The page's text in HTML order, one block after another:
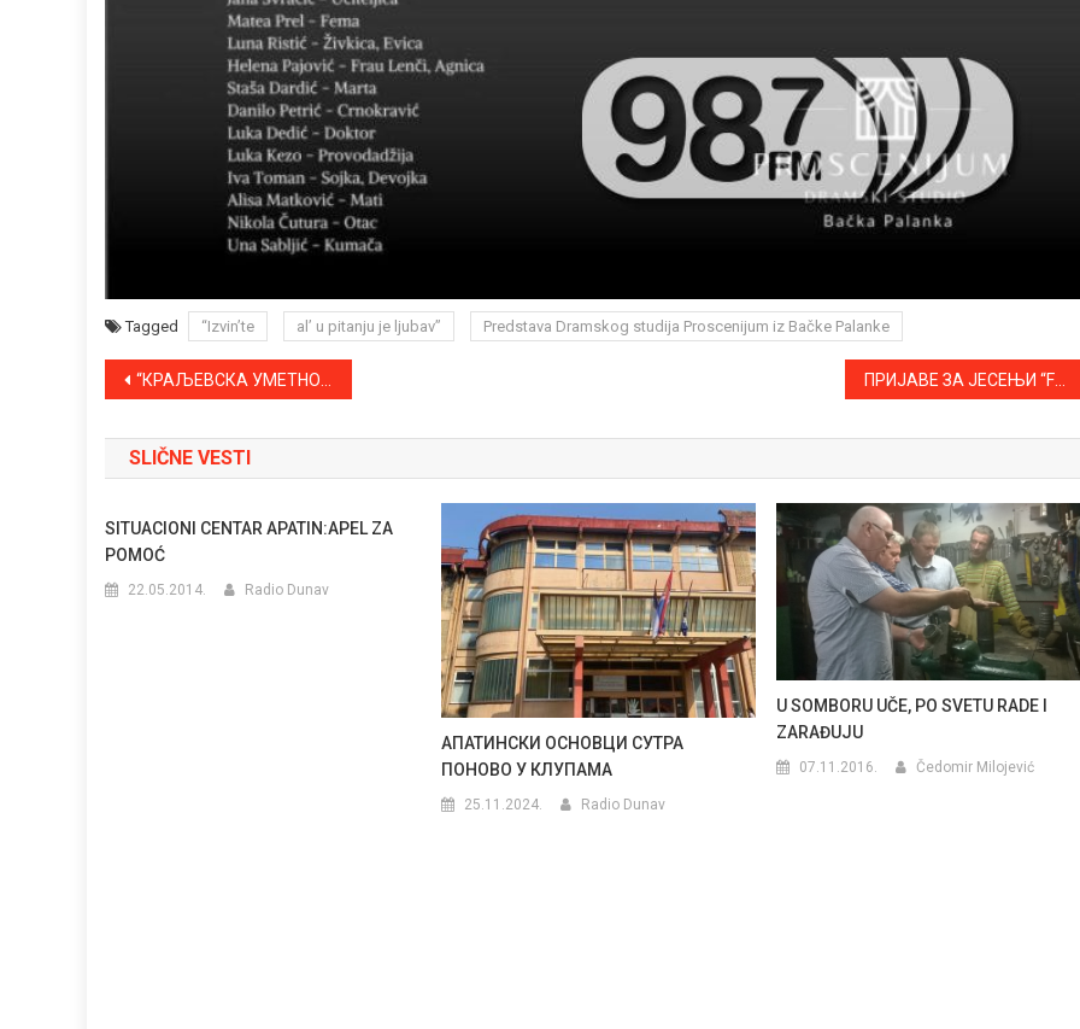
Tagged “Izvin’te al’ u pitanju je ljubav” Predstava Dramskog studija Proscenijum iz Bačke Palanke
Kretanje
članka
“КРАЉЕВСКА УМЕТНОСТ” ВЕЛИМИРА БАТЕ ЖУГИЋА У ГРАДСКОМ МУЗЕЈУ СОМБОР
SLIČNE VESTI
SITUACIONI CENTAR APATIN:APEL ZA
POMOĆ
22.05.2014. Radio Dunav
АПАТИНСКИ ОСНОВЦИ СУТРА
ПОНОВО У КЛУПАМА
25.11.2024. Radio Dunav
U SOMBORU UČE, PO SVETU RADE I
ZARAĐUJU
07.11.2016. Čedomir Milojević